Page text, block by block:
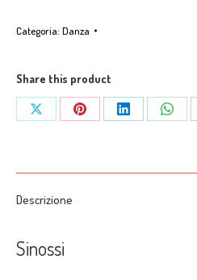
danza
e
insegnamenti
dei
Ono
Yoshito
Categoria: Danza
Share this product
Share
Share
Share
Share
Descrizione
Sinossi